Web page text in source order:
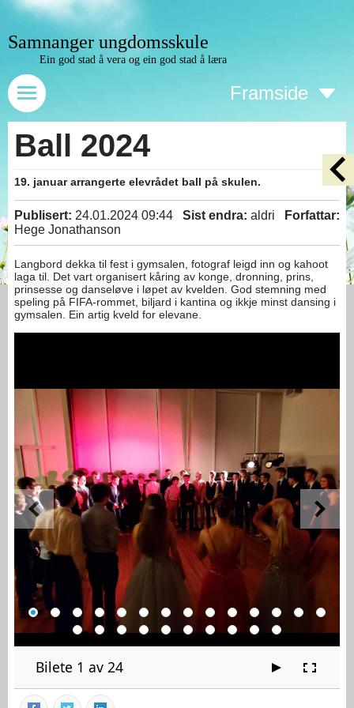
Samnanger ungdomsskule
Ein god stad å vera og ein god stad å læra
Framside
Ball 2024
19. januar arrangerte elevrådet ball på skulen.
Publisert: 24.01.2024 09:44 Sist endra: aldri
Forfattar:
Hege Jonathanson
Langbord dekka til fest i gymsalen, fotograf leigd inn og kahoot
laga til. Det vart organisert kåring av konge, dronning, prins,
prinsesse og danseløve i løpet av kvelden. God stemning med
speling på FIFA-rommet, biljard i kantina og ikkje minst dansing i
gymsalen. Ein artig kveld for elevane.
Bilete 1 av 24